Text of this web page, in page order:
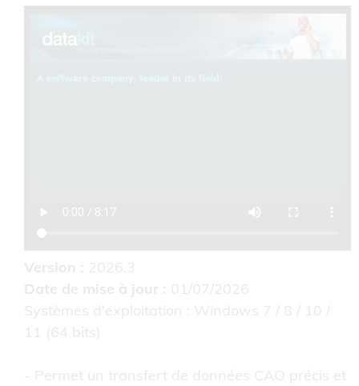
Version : 2026.3
Date de mise à jour : 01/07/2026
Systèmes d'exploitation : Windows 7 / 8 / 10 /
11 (64 bits)
- Permet un transfert de données CAO précis et